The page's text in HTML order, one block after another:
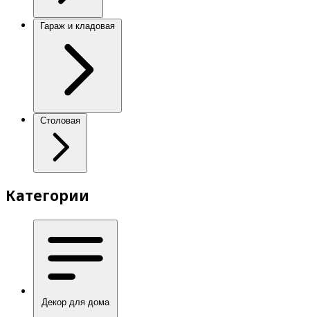
Гараж и кладовая
Столовая
Категории
Декор для дома